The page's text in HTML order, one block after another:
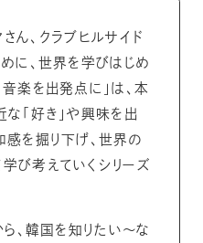
、クラブヒルサイド
に、世界を学びはじめ
を出発点に」は、本
「好き」や興味を出
を掘り下げ、世界の
び考えていくシリーズ
、韓国を知りたい～な